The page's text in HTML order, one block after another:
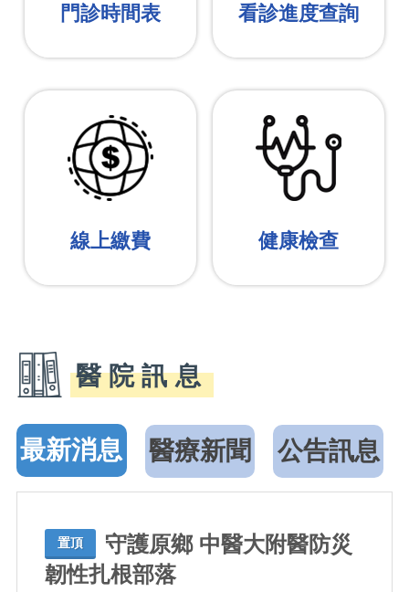
門診時間表 看診進度查詢
線上繳費 健康檢查
醫院訊息
最新消息 醫療新聞 公告訊息
置頂
守護原鄉 中醫大附醫防災
韌性扎根部落